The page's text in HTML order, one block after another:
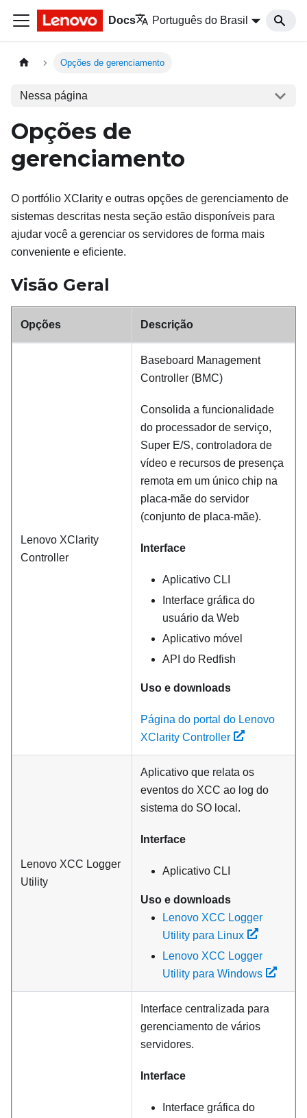
Docs Português do Brasil
Opções de gerenciamento
Nessa página
Opções de
gerenciamento
O portfólio XClarity e outras opções de gerenciamento de
sistemas descritas nesta seção estão disponíveis para
ajudar você a gerenciar os servidores de forma mais
conveniente e eficiente.
Visão Geral
Opções Descrição
Lenovo XClarity
Controller
Baseboard Management
Controller (BMC)
Consolida a funcionalidade
do processador de serviço,
Super E/S, controladora de
vídeo e recursos de presença
remota em um único chip na
placa-mãe do servidor
(conjunto de placa-mãe).
Interface
Aplicativo CLI
Interface gráfica do
usuário da Web
Aplicativo móvel
API do Redfish
Uso e downloads
Página do portal do Lenovo
XClarity Controller
Lenovo XCC Logger
Utility
Aplicativo que relata os
eventos do XCC ao log do
sistema do SO local.
Interface
Aplicativo CLI
Uso e downloads
Lenovo XCC Logger
Utility para Linux
Lenovo XCC Logger
Utility para Windows
Interface centralizada para
gerenciamento de vários
servidores.
Interface
Interface gráfica do